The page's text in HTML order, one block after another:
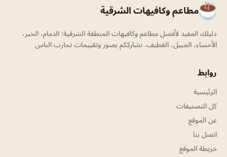
مطاعم وكافيهات الشرقية
دليلك المفيد لأفضل مطاعم وكافيهات المنطقة الشرقية: الدمام، الخبر،
الأحساء، الجبيل، القطيف. نشارككم بصور وتقييمات تجارب الناس
روابط
الرئيسية
كل التصنيفات
عن الموقع
اتصل بنا
خريطة الموقع